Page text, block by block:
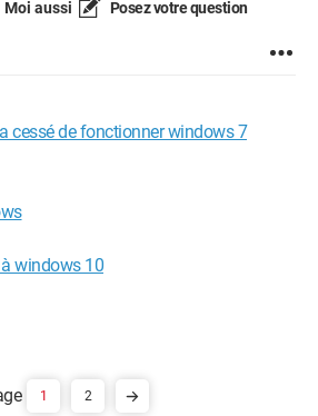
Moi aussi Posez votre question
cessé de fonctionner windows 7
windows 10
1 2